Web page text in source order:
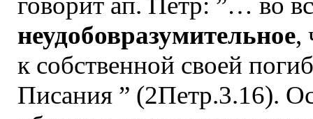
неудобовразумительное,
к собственной своей
Писания ” (2Петр.3.16).